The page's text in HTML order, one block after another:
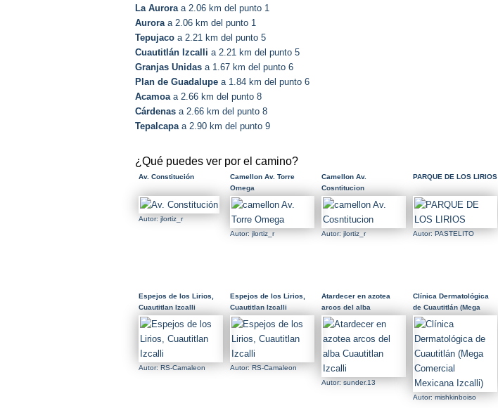
La Auroraa 2.06 km del punto 1
Auroraa 2.06 km del punto 1
Tepujaco a 2.21 km del punto 5
Cuautitlán Izcalli a 2.21 km del punto 5
Granjas Unidas a 1.67 km del punto 6
Plan de Guadalupe a 1.84 km del punto 6
Acamoaa 2.66 km del punto 8
Cárdenas a 2.66 km del punto 8
Tepalcapaa 2.90 km del punto 9
¿Qué puedes ver por el camino?
Av. Constitución
Autor: jlortiz_r
Camellon Av. Torre
Omega
Autor: jlortiz_r
Camellon Av.
Cosntitucion
Autor: jlortiz_r
PARQUE DE LOS LIRIOS
Autor: PASTELITO
Espejos de los Lirios,
Cuautitlan Izcalli
Autor: RS-Camaleon
Espejos de los Lirios,
Cuautitlan Izcalli
Autor: RS-Camaleon
Atardecer en azotea
arcos del alba
Cuautitlan Izcalli
Autor: sunder.13
Clínica Dermatológica
de Cuautitlán (Mega
Comercial Mexicana
Izcalli)
Autor: mishkinboiso